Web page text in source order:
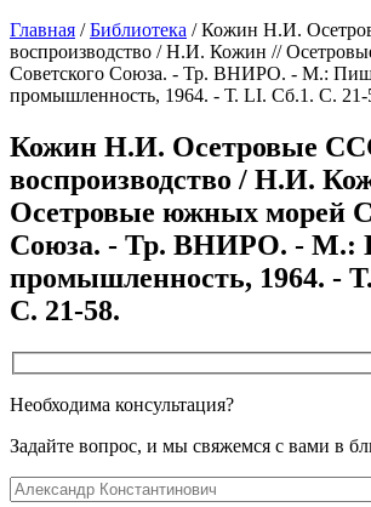
Главная /Библиотека /Кожин Н.И.
воспроизводство / Н.И. Кожин //
Советского Союза. - Тр. ВНИРО. - М.:
промышленность, 1964. - Т. LI. Сб.1. С. 21-
Кожин Н.И. Осетровые
воспроизводство / Н.И.
Осетровые южных морей
Союза. - Тр. ВНИРО. - М.:
промышленность, 1964. -
С. 21-58.
Необходима консультация?
Задайте вопрос, и мы свяжемся с вами в